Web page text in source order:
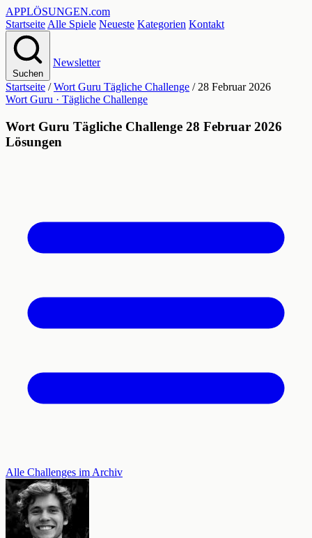
APPLÖSUNGEN.com
Startseite Alle Spiele Neueste Kategorien Kontakt
Suchen
Newsletter
Startseite / Wort Guru Tägliche Challenge / 28 Februar 2026
Wort Guru · Tägliche Challenge
Wort Guru Tägliche Challenge 28 Februar 2026
Lösungen
Alle Challenges im Archiv